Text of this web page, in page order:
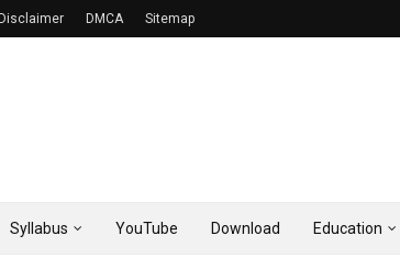
Disclaimer DMCA Sitemap
Syllabus YouTube Download Education